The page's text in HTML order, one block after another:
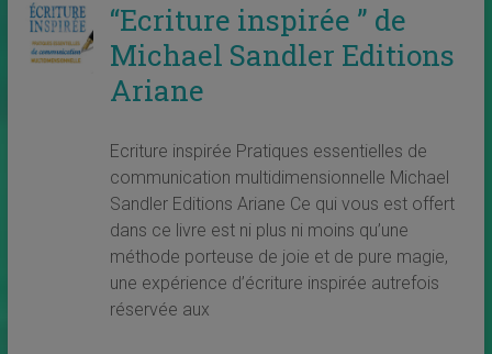
“Ecriture inspirée ” de
Michael Sandler Editions
Ariane
Ecriture inspirée Pratiques essentielles de
communication multidimensionnelle Michael
Sandler Editions Ariane Ce qui vous est offert
dans ce livre est ni plus ni moins qu’une
méthode porteuse de joie et de pure magie,
une expérience d’écriture inspirée autrefois
réservée aux